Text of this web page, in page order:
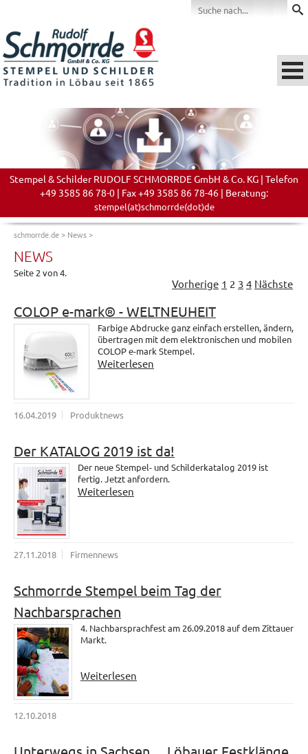
Stempel & Schilder RUDOLF SCHMORRDE GmbH & Co. KG | Telefon
+49 3585 86 78-0 | Fax +49 3585 86 78-46 | Beratung:
stempel(at)schmorrde(dot)de
schmorrde.de> News>
NEWS
Seite 2 von 4.
Vorherige 1 2 3 4 Nächste
COLOP e-mark® - WELTNEUHEIT
Farbige Abdrucke ganz einfach erstellen, ändern,
übertragen mit dem elektronischen und mobilen
COLOP e-mark Stempel.
Weiterlesen
16.04.2019 Produktnews
Der KATALOG 2019 ist da!
Der neue Stempel- und Schilderkatalog 2019 ist
fertig. Jetzt anfordern.
Weiterlesen
27.11.2018 Firmennews
Schmorrde Stempel beim Tag der
Nachbarsprachen
4. Nachbarsprachfest am 26.09.2018 auf dem Zittauer
Markt.
Weiterlesen
12.10.2018